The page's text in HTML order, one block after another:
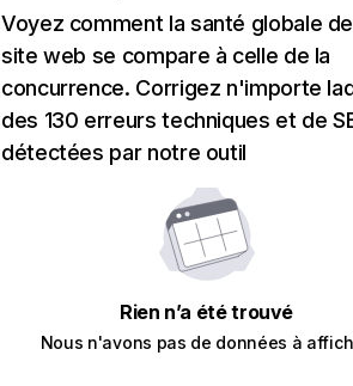
Voyez comment la santé globale
site web se compare à celle de la
concurrence. Corrigez n'importe
des 130 erreurs techniques et de
détectées par notre outil
Rien n’a été trouvé
Nous n'avons pas de données à